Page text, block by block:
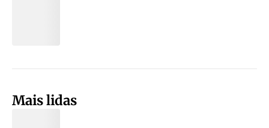
Mais lidas